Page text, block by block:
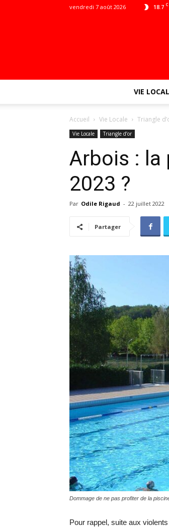
18.7 C
vendredi 7 août 2026
VIE
Accueil Vie Locale Triangle
Vie Locale Triangle d’or
Arbois : la
2023 ?
Par Odile Rigaud - 22 juillet 2022
Partager
Dommage de ne pas profiter de la
Pour rappel, suite aux